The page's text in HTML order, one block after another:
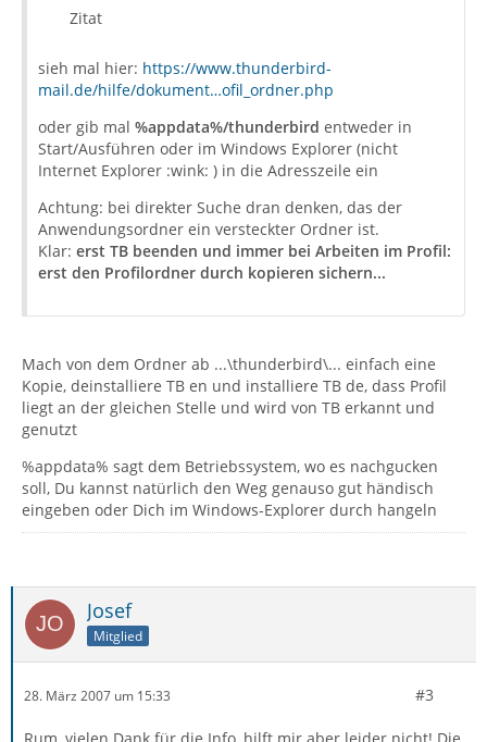
Zitat
sieh mal hier: https://www.thunderbird-
mail.de/hilfe/dokument…ofil_ordner.php
oder gib mal %appdata%/thunderbird entweder in
Start/Ausführen oder im Windows Explorer (nicht
Internet Explorer :wink: ) in die Adresszeile ein
Achtung: bei direkter Suche dran denken, das der
Anwendungsordner ein versteckter Ordner ist.
Klar: erst TB beenden und immer bei Arbeiten im Profil:
erst den Profilordner durch kopieren sichern...
Mach von dem Ordner ab ...\thunderbird\... einfach eine
Kopie, deinstalliere TB en und installiere TB de, dass Profil
liegt an der gleichen Stelle und wird von TB erkannt und
genutzt
%appdata% sagt dem Betriebssystem, wo es nachgucken
soll, Du kannst natürlich den Weg genauso gut händisch
eingeben oder Dich im Windows-Explorer durch hangeln
Josef
Mitglied
28. März 2007 um 15:33 #3